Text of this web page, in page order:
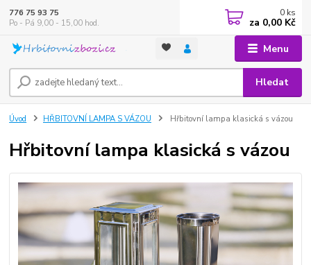
Menu
Hledat
776 75 93 75
Po - Pá 9,00 - 15,00 hod.
0 ks
za 0,00 Kč
Úvod HŘBITOVNÍ LAMPA S VÁZOU Hřbitovní lampa klasická s vázou
Hřbitovní lampa klasická s vázou